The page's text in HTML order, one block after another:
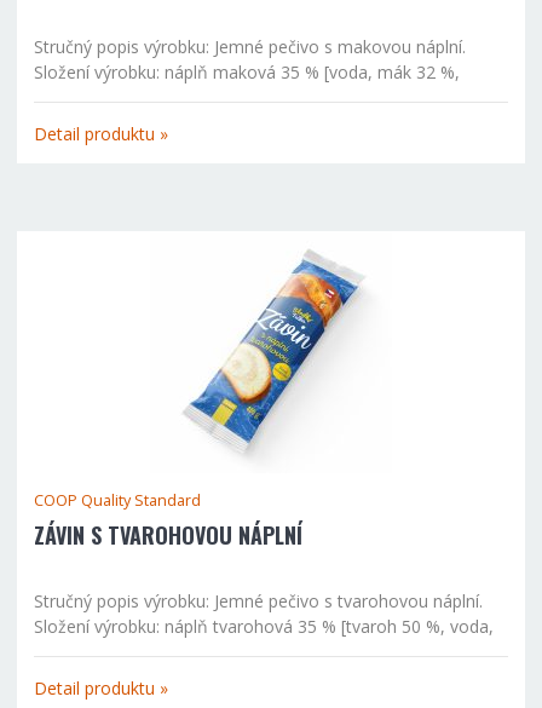
Stručný popis výrobku: Jemné pečivo s makovou náplní.
Složení výrobku: náplň maková 35 % [voda, mák 32 %,
ovocná náplň (cukr, jablečný protlak, voda, kyselina: kyselina
citronová; želírující látka: pektiny; aroma), směs (pšeničná...
Detail produktu »
COOP Quality Standard
ZÁVIN S TVAROHOVOU NÁPLNÍ
Stručný popis výrobku: Jemné pečivo s tvarohovou náplní.
Složení výrobku: náplň tvarohová 35 % [tvaroh 50 %, voda,
směs (cukr, modifikovaný škrob, sušený vaječný bílek,
regulátor kyselosti: kyselina citronová; sůl s jódem /jedlá...
Detail produktu »